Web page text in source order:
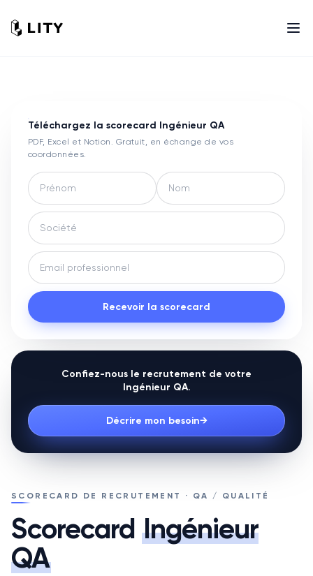
SCORECARD DE RECRUTEMENT · QA / QUALITÉ
Scorecard Ingénieur
QA
Téléchargez la scorecard Ingénieur QA
PDF, Excel et Notion. Gratuit, en échange de vos
coordonnées.
Recevoir la scorecard
Confiez-nous le recrutement de votre
Ingénieur QA.
Décrire mon besoin→